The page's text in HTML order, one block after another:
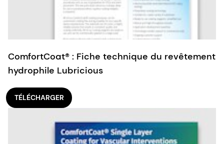
ComfortCoat® : Fiche technique du revêtement
hydrophile Lubricious
TÉLÉCHARGER